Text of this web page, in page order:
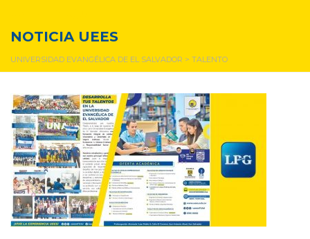
NOTICIA UEES
UNIVERSIDAD EVANGÉLICA DE EL SALVADOR > TALENTO